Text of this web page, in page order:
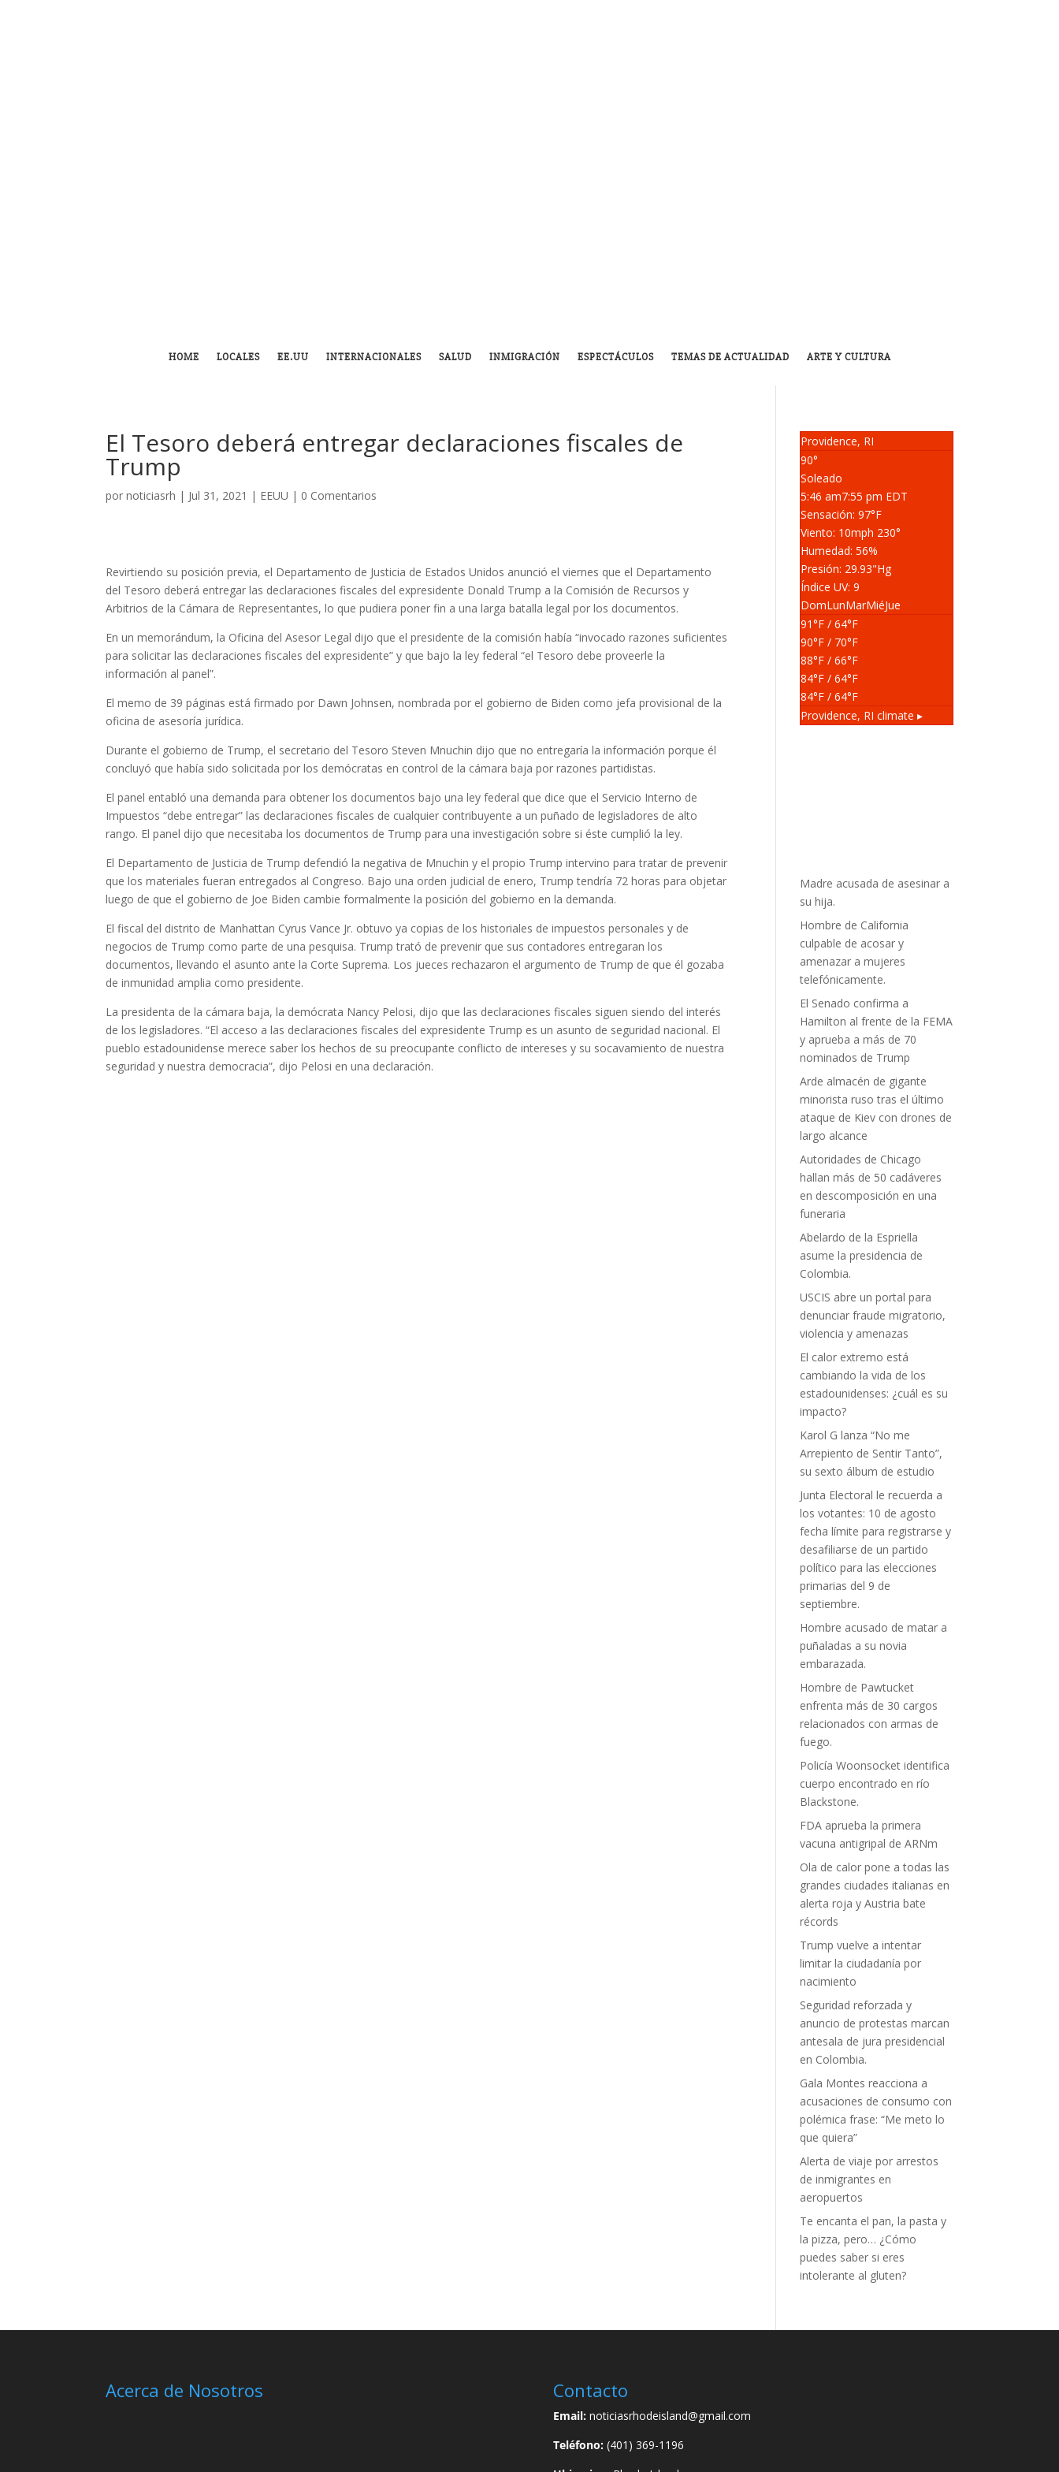
HOME LOCALES EE.UU INTERNACIONALES SALUD INMIGRACIÓN ESPECTÁCULOS TEMAS DE ACTUALIDAD ARTE Y CULTURA
El Tesoro deberá entregar declaraciones fiscales de
Trump
pornoticiasrh | Jul 31, 2021 | EEUU | 0 Comentarios
Revirtiendo su posición previa, el Departamento de Justicia de Estados Unidos anunció el viernes que el Departamento
del Tesoro deberá entregar las declaraciones fiscales del expresidente Donald Trump a la Comisión de Recursos y
Arbitrios de la Cámara de Representantes, lo que pudiera poner fin a una larga batalla legal por los documentos.
En un memorándum, la Oficina del Asesor Legal dijo que el presidente de la comisión había “invocado razones suficientes
para solicitar las declaraciones fiscales del expresidente” y que bajo la ley federal “el Tesoro debe proveerle la
información al panel”.
El memo de 39 páginas está firmado por Dawn Johnsen, nombrada por el gobierno de Biden como jefa provisional de la
oficina de asesoría jurídica.
Durante el gobierno de Trump, el secretario del Tesoro Steven Mnuchin dijo que no entregaría la información porque él
concluyó que había sido solicitada por los demócratas en control de la cámara baja por razones partidistas.
El panel entabló una demanda para obtener los documentos bajo una ley federal que dice que el Servicio Interno de
Impuestos “debe entregar” las declaraciones fiscales de cualquier contribuyente a un puñado de legisladores de alto
rango. El panel dijo que necesitaba los documentos de Trump para una investigación sobre si éste cumplió la ley.
El Departamento de Justicia de Trump defendió la negativa de Mnuchin y el propio Trump intervino para tratar de prevenir
que los materiales fueran entregados al Congreso. Bajo una orden judicial de enero, Trump tendría 72 horas para objetar
luego de que el gobierno de Joe Biden cambie formalmente la posición del gobierno en la demanda.
El fiscal del distrito de Manhattan Cyrus Vance Jr. obtuvo ya copias de los historiales de impuestos personales y de
negocios de Trump como parte de una pesquisa. Trump trató de prevenir que sus contadores entregaran los
documentos, llevando el asunto ante la Corte Suprema. Los jueces rechazaron el argumento de Trump de que él gozaba
de inmunidad amplia como presidente.
La presidenta de la cámara baja, la demócrata Nancy Pelosi, dijo que las declaraciones fiscales siguen siendo del interés
de los legisladores. “El acceso a las declaraciones fiscales del expresidente Trump es un asunto de seguridad nacional. El
pueblo estadounidense merece saber los hechos de su preocupante conflicto de intereses y su socavamiento de nuestra
seguridad y nuestra democracia”, dijo Pelosi en una declaración.
Providence, RI
90°
Soleado
5:46 am7:55 pm EDT
Sensación: 97°F
Viento: 10mph 230°
Humedad: 56%
Presión: 29.93"Hg
Índice UV: 9
DomLunMarMiéJue
91°F / 64°F
90°F / 70°F
88°F / 66°F
84°F / 64°F
84°F / 64°F
Providence, RI climate ▸
Madre acusada de asesinar a
su hija.
Hombre de California
culpable de acosar y
amenazar a mujeres
telefónicamente.
El Senado confirma a
Hamilton al frente de la FEMA
y aprueba a más de 70
nominados de Trump
Arde almacén de gigante
minorista ruso tras el último
ataque de Kiev con drones de
largo alcance
Autoridades de Chicago
hallan más de 50 cadáveres
en descomposición en una
funeraria
Abelardo de la Espriella
asume la presidencia de
Colombia.
USCIS abre un portal para
denunciar fraude migratorio,
violencia y amenazas
El calor extremo está
cambiando la vida de los
estadounidenses: ¿cuál es su
impacto?
Karol G lanza “No me
Arrepiento de Sentir Tanto”,
su sexto álbum de estudio
Junta Electoral le recuerda a
los votantes: 10 de agosto
fecha límite para registrarse y
desafiliarse de un partido
político para las elecciones
primarias del 9 de
septiembre.
Hombre acusado de matar a
puñaladas a su novia
embarazada.
Hombre de Pawtucket
enfrenta más de 30 cargos
relacionados con armas de
fuego.
Policía Woonsocket identifica
cuerpo encontrado en río
Blackstone.
FDA aprueba la primera
vacuna antigripal de ARNm
Ola de calor pone a todas las
grandes ciudades italianas en
alerta roja y Austria bate
récords
Trump vuelve a intentar
limitar la ciudadanía por
nacimiento
Seguridad reforzada y
anuncio de protestas marcan
antesala de jura presidencial
en Colombia.
Gala Montes reacciona a
acusaciones de consumo con
polémica frase: “Me meto lo
que quiera”
Alerta de viaje por arrestos
de inmigrantes en
aeropuertos
Te encanta el pan, la pasta y
la pizza, pero… ¿Cómo
puedes saber si eres
intolerante al gluten?
Acerca de Nosotros Contacto
Email:noticiasrhodeisland@gmail.com
Teléfono:(401) 369-1196